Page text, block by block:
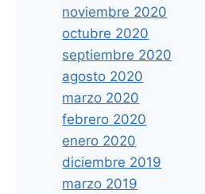
noviembre 2020
octubre 2020
septiembre 2020
agosto 2020
marzo 2020
febrero 2020
enero 2020
diciembre 2019
marzo 2019